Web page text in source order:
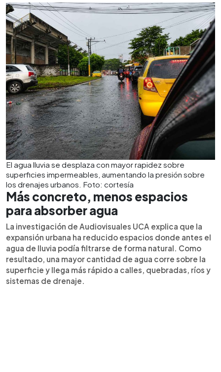
El agua lluvia se desplaza con mayor rapidez sobre
superficies impermeables, aumentando la presión sobre
los drenajes urbanos. Foto: cortesía
Más concreto, menos espacios
para absorber agua
La investigación de Audiovisuales UCA explica que la
expansión urbana ha reducido espacios donde antes el
agua de lluvia podía filtrarse de forma natural. Como
resultado, una mayor cantidad de agua corre sobre la
superficie y llega más rápido a calles, quebradas, ríos y
sistemas de drenaje.